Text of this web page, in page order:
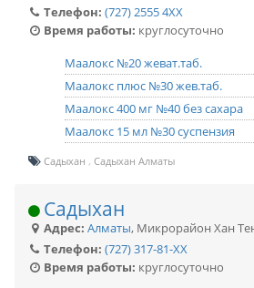
Телефон: (727) 2555 4XX
Время работы: круглосуточно
Маалокс №20 жеват.таб.
Маалокс плюс №30 жев.таб.
Маалокс 400 мг №40 без сахара
Маалокс 15 мл №30 суспензия
Садыхан Садыхан Алматы
Садыхан
Адрес: Алматы, Микрорайон Хан
Телефон: (727) 317-81-XX
Время работы: круглосуточно